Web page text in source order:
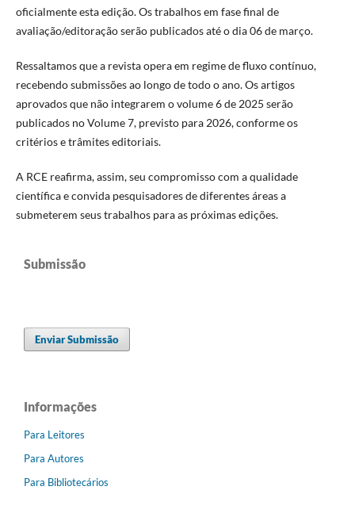
oficialmente esta edição. Os trabalhos em fase final de
avaliação/editoração serão publicados até o dia 06 de março.
Ressaltamos que a revista opera em regime de fluxo contínuo,
recebendo submissões ao longo de todo o ano. Os artigos
aprovados que não integrarem o volume 6 de 2025 serão
publicados no Volume 7, previsto para 2026, conforme os
critérios e trâmites editoriais.
A RCE reafirma, assim, seu compromisso com a qualidade
científica e convida pesquisadores de diferentes áreas a
submeterem seus trabalhos para as próximas edições.
Submissão
Enviar Submissão
Informações
Para Leitores
Para Autores
Para Bibliotecários